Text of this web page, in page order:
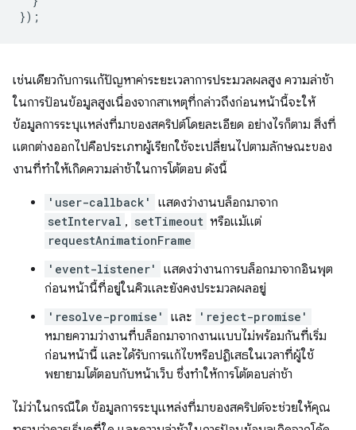
});
เช่นเดียวกับการแก้ปัญหาค่าระยะเวลาการประมวลผลสูง ความล่าช้า
ในการป้อนข้อมูลสูงเนื่องจากสาเหตุที่กล่าวถึงก่อนหน้านี้จะให้
ข้อมูลการระบุแหล่งที่มาของสคริปต์โดยละเอียด อย่างไรก็ตาม สิ่งที่
แตกต่างออกไปคือประเภทผู้เรียกใช้จะเปลี่ยนไปตามลักษณะของ
งานที่ทำให้เกิดความล่าช้าในการโต้ตอบ ดังนี้
'user-callback' แสดงว่างานบล็อกมาจาก
setInterval , setTimeout หรือแม้แต่
requestAnimationFrame
'event-listener'
แสดงว่างานการบล็อกมาจากอินพุต
ก่อนหน้านี้ที่อยู่ในคิวและยังคงประมวลผลอยู่
'resolve-promise' และ 'reject-promise'
หมายความว่างานที่บล็อกมาจากงานแบบไม่พร้อมกันที่เริ่ม
ก่อนหน้านี้ และได้รับการแก้ไขหรือปฏิเสธในเวลาที่ผู้ใช้
พยายามโต้ตอบกับหน้าเว็บ ซึ่งทำให้การโต้ตอบล่าช้า
ไม่ว่าในกรณีใด ข้อมูลการระบุแหล่งที่มาของสคริปต์จะช่วยให้คุณ